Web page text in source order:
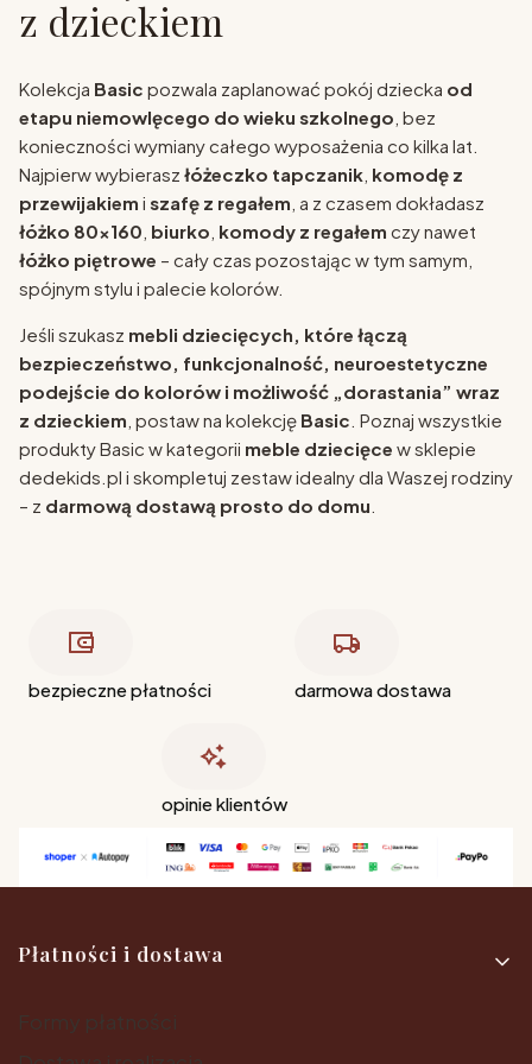
z dzieckiem
Kolekcja Basic pozwala zaplanować pokój dziecka od
etapu niemowlęcego do wieku szkolnego , bez
konieczności wymiany całego wyposażenia co kilka lat.
Najpierw wybierasz łóżeczko tapczanik komodę z
przewijakiem i szafę z regałem , a z czasem dokładasz
łóżko 80x160 biurko komody z regałem czy nawet
łóżko piętrowe – cały czas pozostając w tym samym,
spójnym stylu i palecie kolorów.
Jeśli szukasz mebli dziecięcych, które łączą
bezpieczeństwo, funkcjonalność, neuroestetyczne
podejście do kolorów i możliwość „dorastania” wraz
z dzieckiem , postaw na kolekcję Basic . Poznaj wszystkie
produkty Basic w kategorii meble dziecięce w sklepie
dedekids.pl i skompletuj zestaw idealny dla Waszej rodziny
– z darmową dostawą prosto do domu
bezpieczne płatności darmowa dostawa
opinie klientów
Linki w stopce
Płatności i dostawa